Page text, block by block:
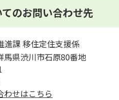
のお問い合わせ先
進課 移住定住支援係
馬県渋川市石原80番地
わせはこちら